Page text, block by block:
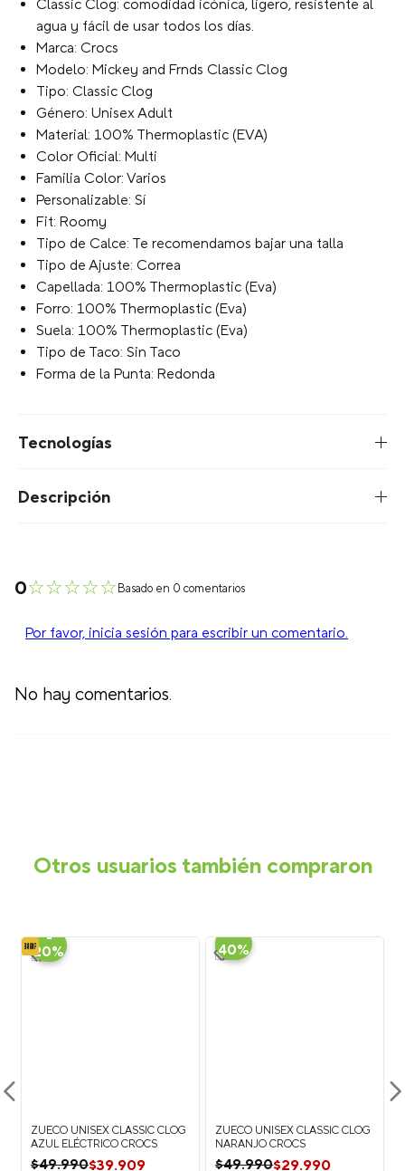
Classic Clog: comodidad icónica, ligero, resistente al
agua y fácil de usar todos los días.
Marca: Crocs
Modelo: Mickey and Frnds Classic Clog
Tipo: Classic Clog
Género: Unisex Adult
Material: 100% Thermoplastic (EVA)
Color Oficial: Multi
Familia Color: Varios
Personalizable: Sí
Fit: Roomy
Tipo de Calce: Te recomendamos bajar una talla
Tipo de Ajuste: Correa
Capellada: 100% Thermoplastic (Eva)
Forro: 100% Thermoplastic (Eva)
Suela: 100% Thermoplastic (Eva)
Tipo de Taco: Sin Taco
Forma de la Punta: Redonda
Tecnologías
Descripción
☆☆☆☆☆
0 Basado en 0 comentarios
Por favor, inicia sesión para escribir un comentario.
No hay comentarios.
Otros usuarios también compraron
-
20%
ZUECO UNISEX CLASSIC CLOG
AZUL ELÉCTRICO CROCS
$49.990$39.909
-
40%
ZUECO UNISEX CLASSIC CLOG
NARANJO CROCS
$49.990$29.990